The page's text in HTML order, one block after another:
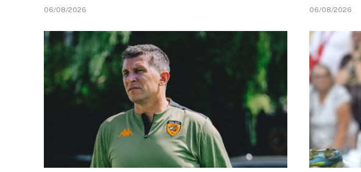
06/08/2026 06/08/2026